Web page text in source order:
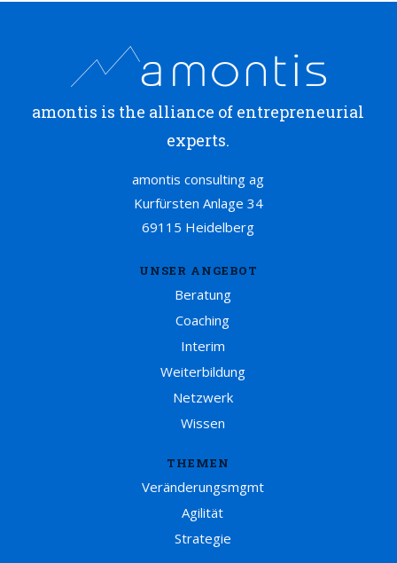
amontis is the alliance of entrepreneurial
experts.
amontis consulting ag
Kurfürsten Anlage 34
69115 Heidelberg
UNSER ANGEBOT
Beratung
Coaching
Interim
Weiterbildung
Netzwerk
Wissen
THEMEN
Veränderungsmgmt
Agilität
Strategie